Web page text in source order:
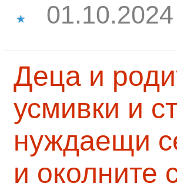
01.10.2024
Деца и
усмивки и
нуждаещи
и околните